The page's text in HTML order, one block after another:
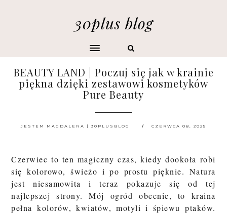
30plus blog
BEAUTY LAND | Poczuj się jak w krainie
piękna dzięki zestawowi kosmetyków
Pure Beauty
JESTEM MAGDALENA | 30PLUSBLOG CZERWCA 08, 2025
Czerwiec to ten magiczny czas, kiedy dookoła robi
się kolorowo, świeżo i po prostu pięknie. Natura
jest niesamowita i teraz pokazuje się od tej
najlepszej strony. Mój ogród obecnie, to kraina
pełna kolorów, kwiatów, motyli i śpiewu ptaków.